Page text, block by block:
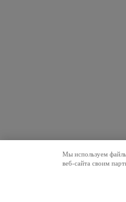
Мы используем
веб-сайта своим